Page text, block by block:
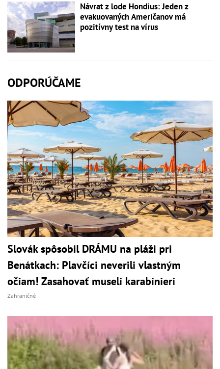
Návrat z lode Hondius: Jeden z
evakuovaných Američanov má
pozitívny test na vírus
ODPORÚČAME
Slovák spôsobil DRÁMU na pláži pri
Benátkach: Plavčíci neverili vlastným
očiam! Zasahovať museli karabinieri
Zahraničné